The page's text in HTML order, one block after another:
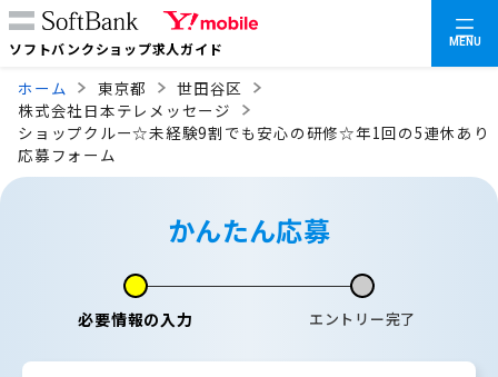
ソフトバンクショップ求人ガイド MENU
ホーム 東京都
世田谷区
株式会社日本テレメッセージ
ショップクルー☆未経験9割でも安心の研修☆年1回の5連休あり
応募フォーム
かんたん応募
必要情報の入力 エントリー完了